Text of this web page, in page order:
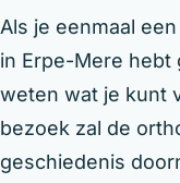
Als je eenmaal
in Erpe-Mere hebt
weten wat je kunt
bezoek zal de
geschiedenis